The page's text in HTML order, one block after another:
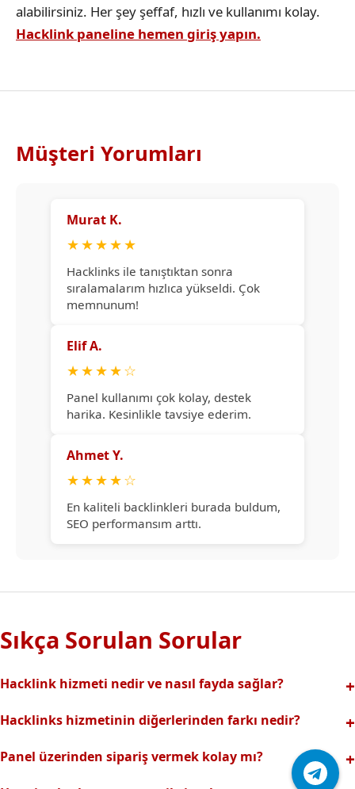
alabilirsiniz. Her şey şeffaf, hızlı ve kullanımı kolay.
Hacklink paneline hemen giriş yapın.
Müşteri Yorumları
Murat K.
★★★★★
Hacklinks ile tanıştıktan sonra
sıralamalarım hızlıca yükseldi. Çok
memnunum!
Elif A.
★★★★☆
Panel kullanımı çok kolay, destek
harika. Kesinlikle tavsiye ederim.
Ahmet Y.
★★★★☆
En kaliteli backlinkleri burada buldum,
SEO performansım arttı.
Sıkça Sorulan Sorular
Hacklink hizmeti nedir ve nasıl fayda sağlar?
backlinklerle sitenizin arama motorlarındaki
sıralamalarınız hızlıca yükselir.
Hacklinks hizmetinin diğerlerinden farkı nedir?
riski olmadan, en kaliteli ve etkili backlinkler sunuyoruz.
Profesyonel ekibimizle hızlı destek sağlanır.Ayrıca Daha
Panel üzerinden sipariş vermek kolay mı?
Hacklinks paneli kullanıcı dostu arayüzüyle kolayca sipariş